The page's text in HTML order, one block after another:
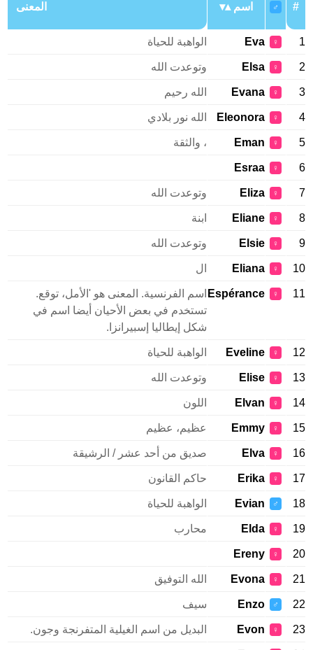
♂ المعنى
Eva الواهبة للحياة
Elsa وتوعدت الله
Evana الله رحيم
Eleonora الله نور بلادي
Eman ، والثقة
Esraa
Eliza وتوعدت الله
Eliane
Elsie وتوعدت الله
♀
Eliana
♀
Espéranceاسم الفرنسية. المعنى هو 'الأمل، توقع.
تستخدم في بعض الأحيان أيضا اسم في
شكل إيطاليا إسبيرانزا.
♀
Eveline الواهبة للحياة
♀
Elise وتوعدت الله
♀
Elvan اللون
♀
Emmy عظيم، عظيم
♀
Elva صديق من أحد عشر / الرشيقة
♀
Erika حاكم القانون
♂
Evian الواهبة للحياة
♀
Elda محارب
♀
Ereny
♀
Evona الله التوفيق
♂
Enzo سيف
♀
Evon البديل من اسم الغيلية المتفرنجة وجون.